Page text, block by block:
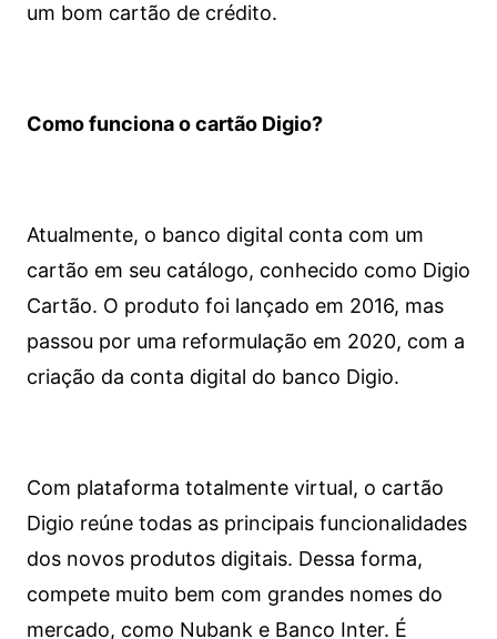
um bom cartão de crédito.
Como funciona o cartão Digio?
Atualmente, o banco digital conta com um
cartão em seu catálogo, conhecido como Digio
Cartão. O produto foi lançado em 2016, mas
passou por uma reformulação em 2020, com a
criação da conta digital do banco Digio.
Com plataforma totalmente virtual, o cartão
Digio reúne todas as principais funcionalidades
dos novos produtos digitais. Dessa forma,
compete muito bem com grandes nomes do
mercado, como Nubank e Banco Inter. É